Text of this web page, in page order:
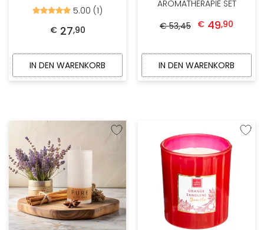
Bewertet
5.00
von
5.00 (1)
€ 27,90
IN DEN WARENKORB
AROMATHERAPIE SET
€ 53,45
Ursprünglicher Preis war: € 53,45
€ 49,90
IN DEN WARENKORB
Zur Wunschliste hinzufügen Zur